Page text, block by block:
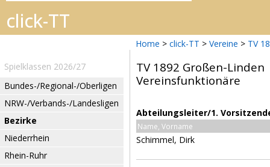
Home > click-TT > Vereine > TV
Spielklassen 2026/27
Bundes-/Regional-/Oberligen
NRW-/Verbands-/Landesligen
Bezirke
Niederrhein
Rhein-Ruhr
TV 1892 Großen-Linden
Vereinsfunktionäre
Abteilungsleiter/1.
Name, Vorname
Schimmel, Dirk